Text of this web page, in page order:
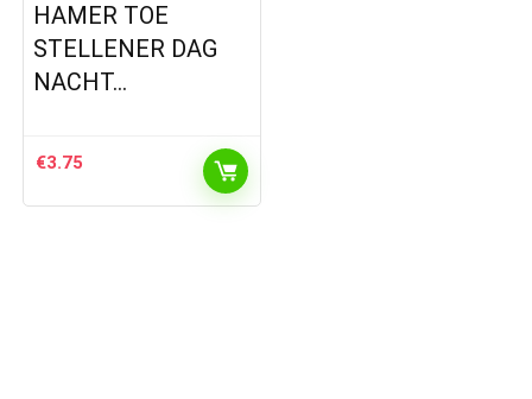
HAMER TOE
STELLENER DAG
NACHT…
€3.75